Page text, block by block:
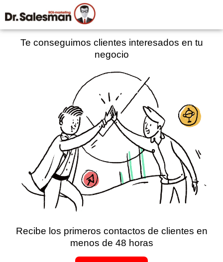
Te conseguimos clientes interesados en tu
negocio
Recibe los primeros contactos de clientes en
menos de 48 horas